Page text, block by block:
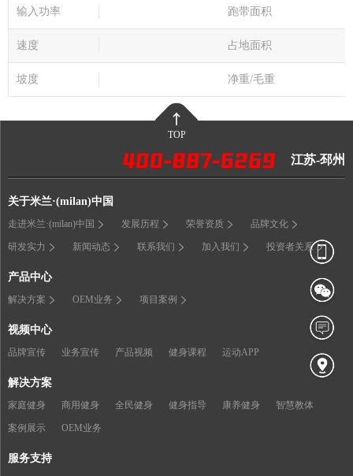
输入功率 跑带面积
速度 占地面积
坡度 净重/毛重
TOP
江苏-邳州
关于米兰·(milan)中国
走进米兰·(milan)中国 发展历程 荣誉资质 品牌文化
研发实力 新闻动态 联系我们 加入我们 投资者关系
产品中心
解决方案 OEM业务 项目案例
视频中心
品牌宣传 业务宣传 产品视频 健身课程 运动APP
解决方案
家庭健身 商用健身 全民健身 健身指导 康养健身 智慧教体
案例展示 OEM业务
服务支持